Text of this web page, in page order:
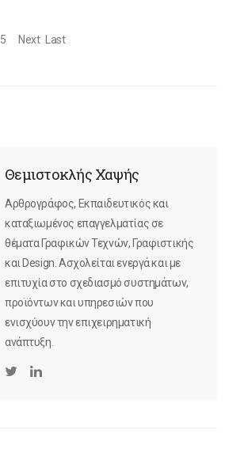
5 Next Last
Θεμιστοκλής Χαψής
Αρθρογράφος, Εκπαιδευτικός και
καταξιωμένος επαγγελματίας σε
θέματα Γραφικών Τεχνών, Γραφιστικής
και Design. Ασχολείται ενεργά και με
επιτυχία στο σχεδιασμό συστημάτων,
προϊόντων και υπηρεσιών που
ενισχύουν την επιχειρηματική
ανάπτυξη.